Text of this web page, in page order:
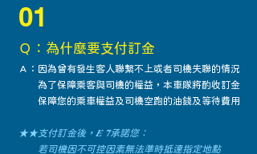
01
Ｑ：為什麼要支付訂金
Ａ：因為曾有發生客人聯繫不上或者司機失聯的情況
為了保障乘客與司機的權益，本車隊將酌收訂金
保障您的乘車權益及司機空跑的油錢及等待費用
★★支付訂金後，𝑬 𝟕承諾您：
若司機因不可控因素無法準時抵達指定地點